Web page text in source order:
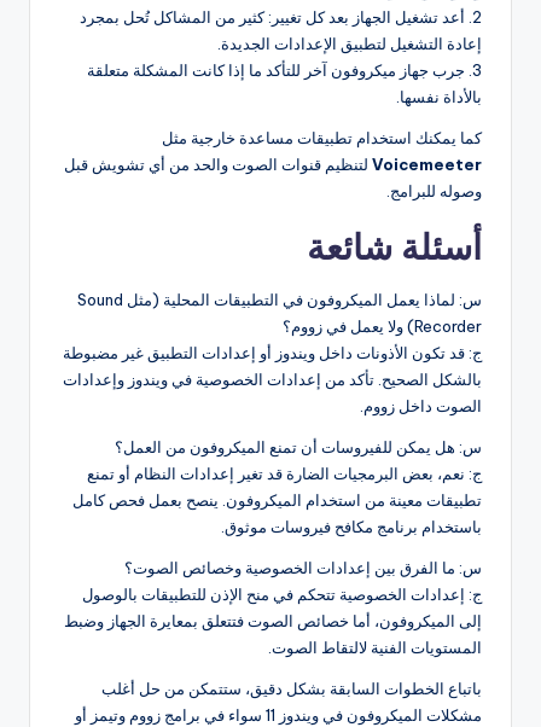
2. أعد تشغيل الجهاز بعد كل تغيير: كثير من المشاكل تُحل بمجرد
إعادة التشغيل لتطبيق الإعدادات الجديدة.
3. جرب جهاز ميكروفون آخر للتأكد ما إذا كانت المشكلة متعلقة
بالأداة نفسها.
كما يمكنك استخدام تطبيقات مساعدة خارجية مثل
Voicemeeter لتنظيم قنوات الصوت والحد من أي تشويش قبل
وصوله للبرامج.
أسئلة شائعة
س: لماذا يعمل الميكروفون في التطبيقات المحلية (مثل Sound
Recorder) ولا يعمل في زووم؟
ج: قد تكون الأذونات داخل ويندوز أو إعدادات التطبيق غير مضبوطة
بالشكل الصحيح. تأكد من إعدادات الخصوصية في ويندوز وإعدادات
الصوت داخل زووم.
س: هل يمكن للفيروسات أن تمنع الميكروفون من العمل؟
ج: نعم، بعض البرمجيات الضارة قد تغير إعدادات النظام أو تمنع
تطبيقات معينة من استخدام الميكروفون. ينصح بعمل فحص كامل
باستخدام برنامج مكافح فيروسات موثوق.
س: ما الفرق بين إعدادات الخصوصية وخصائص الصوت؟
ج: إعدادات الخصوصية تتحكم في منح الإذن للتطبيقات بالوصول
إلى الميكروفون، أما خصائص الصوت فتتعلق بمعايرة الجهاز وضبط
المستويات الفنية لالتقاط الصوت.
باتباع الخطوات السابقة بشكل دقيق، ستتمكن من حل أغلب
مشكلات الميكروفون في ويندوز 11 سواء في برامج زووم وتيمز أو